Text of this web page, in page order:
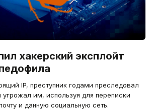
хакерский эксплойт
IP, преступник годами преследовал
им, используя для переписки
и данную социальную сеть.